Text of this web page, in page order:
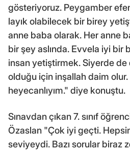
gösteriyoruz. Peygamber
layık olabilecek bir birey
anne baba olarak. Her anne
bir şey aslında. Evvela iyi bir
insan yetiştirmek. Siyerde
olduğu için inşallah daim
heyecanlıyım." diye konuştu.
Sınavdan çıkan 7. sınıf
Özaslan "Çok iyi geçti.
seviyeydi. Bazı sorular biraz